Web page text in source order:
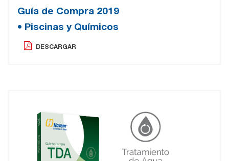
Guía de Compra 2019
• Piscinas y Químicos
DESCARGAR